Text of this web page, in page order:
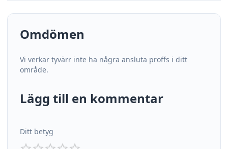
Omdömen
Vi verkar tyvärr inte ha några ansluta proffs i ditt
område.
Lägg till en kommentar
Ditt betyg